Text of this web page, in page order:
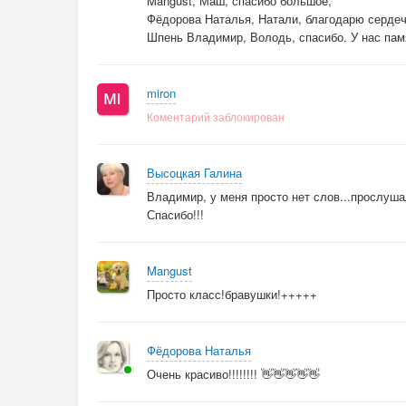
Ведь я внизу и быть с тобой на небе не могу.
Фёдорова Наталья, Натали, благодарю
Шпень Владимир, Володь, спасибо. У нас
miron
Коментарий заблокирован
Высоцкая Галина
Владимир, у меня просто нет
Спасибо!!!
Mangust
Просто класс!бравушки!+++++
Фёдорова Наталья
Очень красиво!!!!!!!! 👋👋👋👋👋